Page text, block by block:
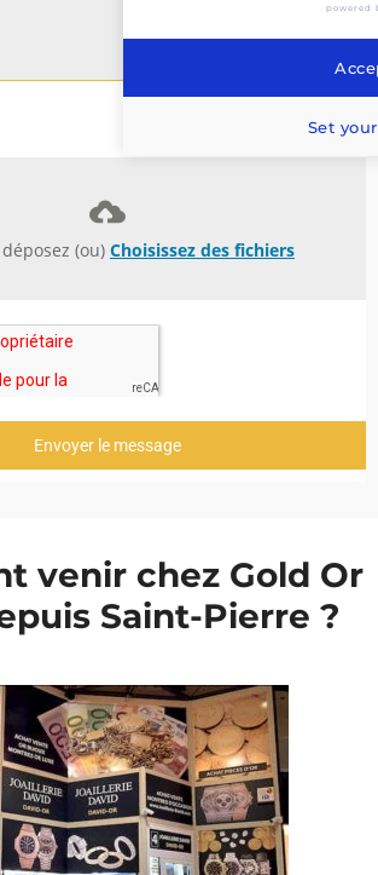
0 / 180
(ou) Choisissez des fichiers
Envoyer le message
venir chez Gold Or
Saint-Pierre ?
powered
Set